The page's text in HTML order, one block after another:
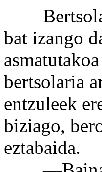
Bertsolari
bat izango
bertsolaria
entzuleek
biziago,
eztabaida.